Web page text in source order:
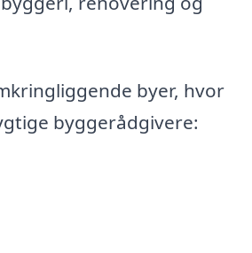
byer, hvor
byggerådgivere: